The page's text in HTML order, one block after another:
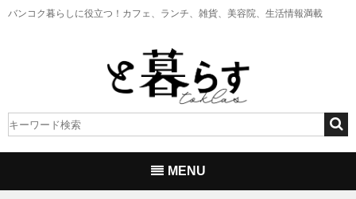
バンコク暮らしに役立つ！ カフェ、ランチ、雑貨、美容院、生活情報満載
MENU